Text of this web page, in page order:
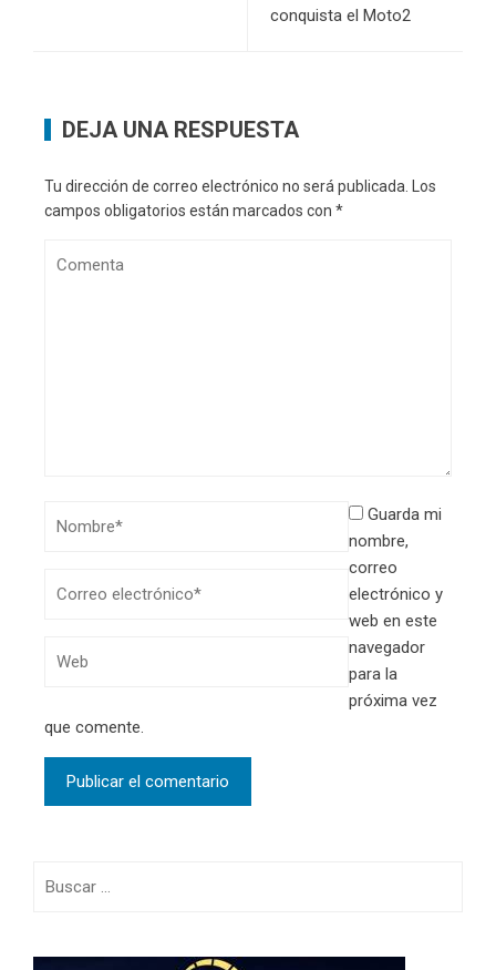
conquista el Moto2
DEJA UNA RESPUESTA
Tu dirección de correo electrónico no será publicada.
Los
campos obligatorios están marcados con *
Guarda mi
nombre,
correo
electrónico y
web en este
navegador
para la
próxima vez
que comente.